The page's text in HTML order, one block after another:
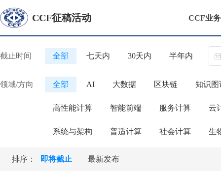
CCF征稿活动 CCF业
截止时间 全部 七天内 30天内 半年内
领域/方向 全部 AI 大数据 区块链 知识图
高性能计算 智能前端 服务计算 云
系统与架构 普适计算 社会计算 生
排序： 即将截止 最新发布